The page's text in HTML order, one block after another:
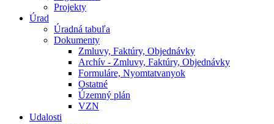
Projekty
Úrad
Úradná tabuľa
Dokumenty
Zmluvy, Faktúry, Objednávky
Archív - Zmluvy, Faktúry, Objednávky
Formuláre, Nyomtatvanyok
Ostatné
Územný plán
VZN
Udalosti